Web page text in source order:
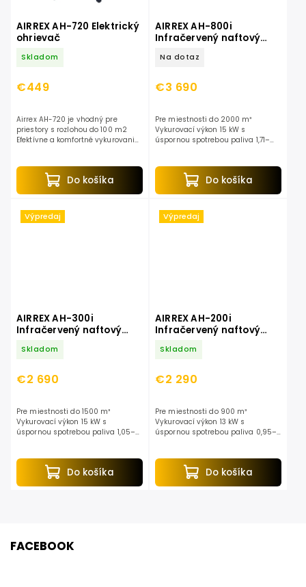
AIRREX AH-720 Elektrický
ohrievač
Skladom
€449
Do košíka
Airrex AH-720 je vhodný pre
priestory s rozlohou do 100 m2
Efektívne a komfortné vykurovanie
penzióny,...
AIRREX AH-800i
Infračervený naftový
Na dotaz
€3 690
Do košíka
Pre miestnosti do 2000 m³
Vykurovací výkon 15 kW s
úspornou spotrebou paliva 1,71–
alebo červenou naftou...
Výpredaj
AIRREX AH-300i
Infračervený naftový
Skladom
€2 690
Do košíka
Pre miestnosti do 1500 m³
Vykurovací výkon 15 kW s
úspornou spotrebou paliva 1,05–
alebo červenou naftou...
Výpredaj
AIRREX AH-200i
Infračervený naftový
Skladom
€2 290
Do košíka
Pre miestnosti do 900 m³
Vykurovací výkon 13 kW s
úspornou spotrebou paliva 0,95–
alebo červenou naftou...
FACEBOOK